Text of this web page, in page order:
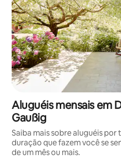
Aluguéis mensais em
Gaußig
Saiba mais sobre aluguéis
duração que fazem você se
de um mês ou mais.